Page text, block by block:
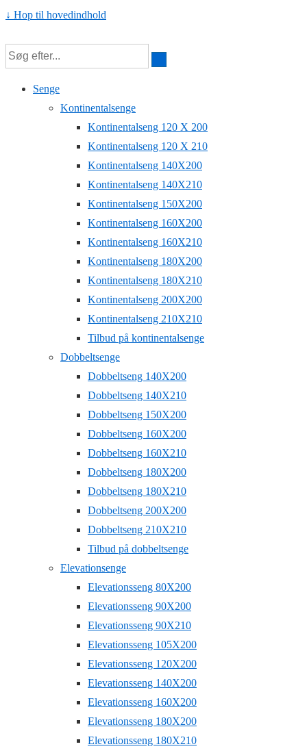
↓ Hop til hovedindhold
Senge
Kontinentalsenge
Kontinentalseng 120 X 200
Kontinentalseng 120 X 210
Kontinentalseng 140X200
Kontinentalseng 140X210
Kontinentalseng 150X200
Kontinentalseng 160X200
Kontinentalseng 160X210
Kontinentalseng 180X200
Kontinentalseng 180X210
Kontinentalseng 200X200
Kontinentalseng 210X210
Tilbud på kontinentalsenge
Dobbeltsenge
Dobbeltseng 140X200
Dobbeltseng 140X210
Dobbeltseng 150X200
Dobbeltseng 160X200
Dobbeltseng 160X210
Dobbeltseng 180X200
Dobbeltseng 180X210
Dobbeltseng 200X200
Dobbeltseng 210X210
Tilbud på dobbeltsenge
Elevationsenge
Elevationsseng 80X200
Elevationsseng 90X200
Elevationsseng 90X210
Elevationsseng 105X200
Elevationsseng 120X200
Elevationsseng 140X200
Elevationsseng 160X200
Elevationsseng 180X200
Elevationsseng 180X210